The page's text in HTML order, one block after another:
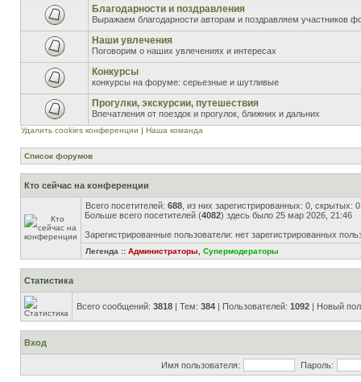
Благодарности и поздравления
Выражаем благодарности авторам и поздравляем участников
Наши увлечения
Поговорим о наших увлечениях и интересах
Конкурсы
конкурсы на форуме: серьезные и шутливые
Прогулки, экскурсии, путешествия
Впечатления от поездок и прогулок, ближних и дальних
Удалить cookies конференции | Наша команда
Список форумов
Кто сейчас на конференции
Всего посетителей: 688 , из них зарегистрированных: 0, скрытых:
Больше всего посетителей (4082) здесь было 25 мар 2026, 21:46
Зарегистрированные пользователи: нет зарегистрированных
Легенда :: Администраторы Супермодераторы
Статистика
Всего сообщений: 3818 | Тем: 384 | Пользователей: 1092 | Новый
Вход
Имя пользователя: Пароль: